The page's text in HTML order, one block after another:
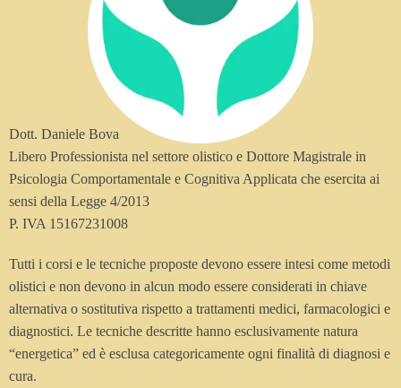
Dott. Daniele Bova
Libero Professionista nel settore olistico e Dottore Magistrale in
Psicologia Comportamentale e Cognitiva Applicata che esercita ai
sensi della Legge 4/2013
P. IVA 15167231008
Tutti i corsi e le tecniche proposte devono essere intesi come metodi
olistici e non devono in alcun modo essere considerati in chiave
alternativa o sostitutiva rispetto a trattamenti medici, farmacologici e
diagnostici. Le tecniche descritte hanno esclusivamente natura
“energetica” ed è esclusa categoricamente ogni finalità di diagnosi e
cura.